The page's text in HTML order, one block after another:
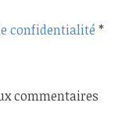
confidentialité*
commentaires